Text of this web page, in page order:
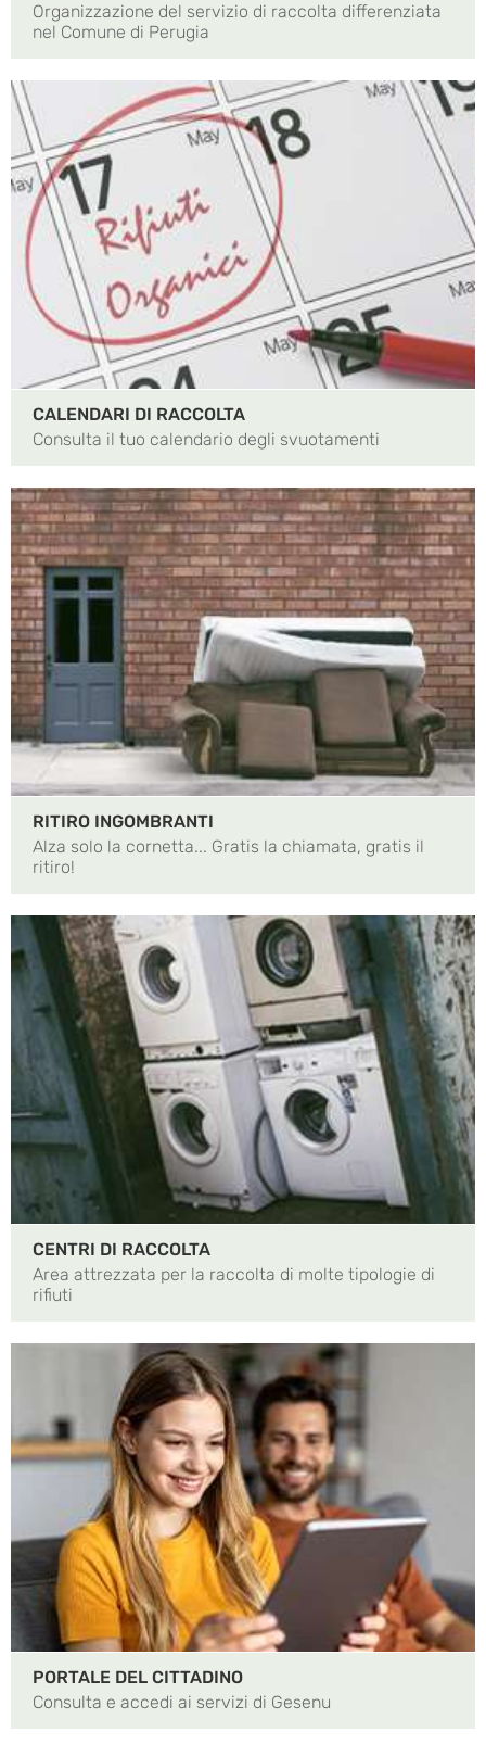
Organizzazione del servizio di raccolta differenziata
nel Comune di Perugia
CALENDARI DI RACCOLTA
Consulta il tuo calendario degli svuotamenti
RITIRO INGOMBRANTI
Alza solo la cornetta... Gratis la chiamata, gratis il
ritiro!
CENTRI DI RACCOLTA
Area attrezzata per la raccolta di molte tipologie di
rifiuti
PORTALE DEL CITTADINO
Consulta e accedi ai servizi di Gesenu